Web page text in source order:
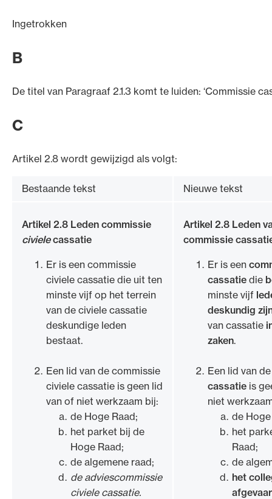
Ingetrokken
B
De titel van Paragraaf 2.1.3 komt te luiden: ‘Commissie
C
Artikel 2.8 wordt gewijzigd als volgt:
Bestaande tekst Nieuwe tekst
Artikel 2.8 Leden commissie
civielecassatie
Er is een commissie
civiele cassatie die uit ten
minste vijf op het terrein
van de civiele cassatie
deskundige leden
bestaat.
Een lid van de commissie
civiele cassatie is geen lid
van of niet werkzaam bij:
de Hoge Raad;
het parket bij de
Hoge Raad;
de algemene raad;
de adviescommissie
civiele cassatie.
Artikel 2.8 Leden
commissie
Er is een
cassatie die
minste vijf
deskundig
van cassatie
zaken.
Een lid van
cassatie is
niet
de
het
Raad;
de
het